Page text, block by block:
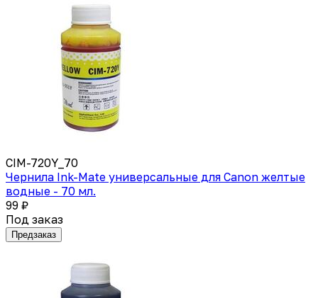
CIM-720Y_70
Чернила Ink-Mate универсальные для Canon желтые
водные - 70 мл.
99 ₽
Под заказ
Предзаказ